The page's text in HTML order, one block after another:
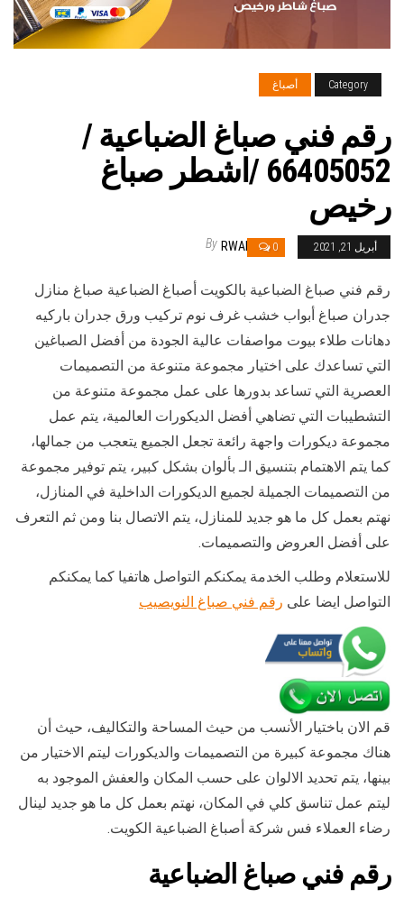
Category أصباغ
رقم فني صباغ الضباعية /
66405052 /اشطر صباغ
رخيص
أبريل 21, 2021 0
By RWAN
رقم فني صباغ الضباعية بالكويت أصباغ الضباعية صباغ منازل
جدران صباغ أبواب خشب غرف نوم تركيب ورق جدران باركيه
دهانات طلاء بيوت مواصفات عالية الجودة من أفضل الصباغين
التي تساعدك على اختيار مجموعة متنوعة من التصميمات
العصرية التي تساعد بدورها على عمل مجموعة متنوعة من
التشطيبات التي تضاهي أفضل الديكورات العالمية، يتم عمل
مجموعة ديكورات واجهة رائعة تجعل الجميع يتعجب من جمالها،
كما يتم الاهتمام بتنسيق الـ بألوان بشكل كبير، يتم توفير مجموعة
من التصميمات الجميلة لجميع الديكورات الداخلية في المنازل،
نهتم بعمل كل ما هو جديد للمنازل، يتم الاتصال بنا ومن ثم التعرف
على أفضل العروض والتصميمات.
للاستعلام وطلب الخدمة يمكنكم التواصل هاتفيا كما يمكنكم
التواصل ايضا على رقم فني صباغ النويصيب
قم الان باختيار الأنسب من حيث المساحة والتكاليف، حيث أن
هناك مجموعة كبيرة من التصميمات والديكورات ليتم الاختيار من
بينها، يتم تحديد الالوان على حسب المكان والعفش الموجود به
ليتم عمل تناسق كلي في المكان، نهتم بعمل كل ما هو جديد لينال
رضاء العملاء فس شركة أصباغ الضباعية الكويت.
رقم فني صباغ الضباعية